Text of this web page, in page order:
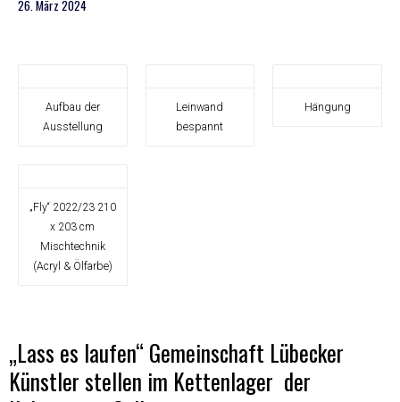
26. März 2024
Aufbau der
Ausstellung
Leinwand
bespannt
Hängung
„Fly“ 2022/23 210
x 203 cm
Mischtechnik
(Acryl & Ölfarbe)
„Lass es laufen“ Gemeinschaft Lübecker
Künstler stellen im Kettenlager der